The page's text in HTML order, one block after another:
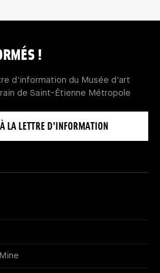
!
d'information du Musée d'art
de Saint-Étienne Métropole
LA LETTRE D'INFORMATION